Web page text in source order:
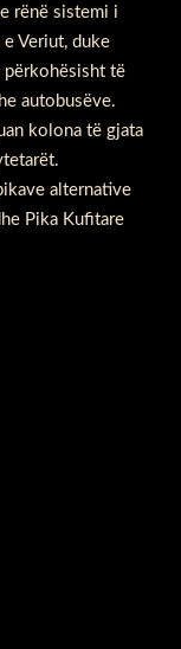
rënë sistemi i
Veriut, duke
të
autobusëve.
kolona të gjata
alternative
Pika Kufitare